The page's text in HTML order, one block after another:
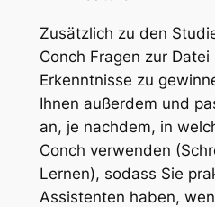
Zusätzlich zu den
Conch Fragen zur
Erkenntnisse zu
Ihnen außerdem und
an, je nachdem, in
Conch verwenden
Lernen), sodass Sie
Assistenten haben,